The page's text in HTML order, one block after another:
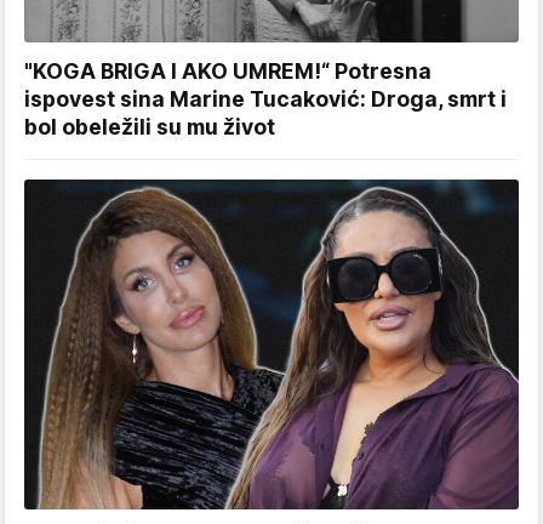
"KOGA BRIGA I AKO UMREM!“ Potresna
ispovest sina Marine Tucaković: Droga, smrt i
bol obeležili su mu život